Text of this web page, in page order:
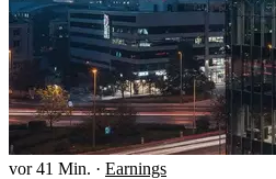
vor 41 Min. · Earnings